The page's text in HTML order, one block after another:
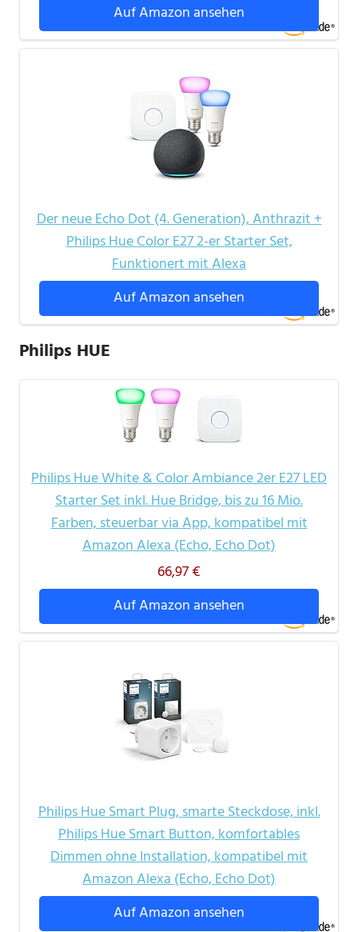
Auf Amazon ansehen
Der neue Echo Dot (4. Generation), Anthrazit +
Philips Hue Color E27 2-er Starter Set,
Funktionert mit Alexa
Auf Amazon ansehen
Philips HUE
Philips Hue White & Color Ambiance 2er E27 LED
Starter Set inkl. Hue Bridge, bis zu 16 Mio.
Farben, steuerbar via App, kompatibel mit
Amazon Alexa (Echo, Echo Dot)
66,97 €
Auf Amazon ansehen
Philips Hue Smart Plug, smarte Steckdose, inkl.
Philips Hue Smart Button, komfortables
Dimmen ohne Installation, kompatibel mit
Amazon Alexa (Echo, Echo Dot)
Auf Amazon ansehen